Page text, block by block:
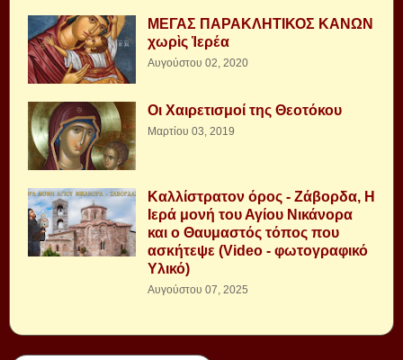
ΜΕΓΑΣ ΠΑΡΑΚΛΗΤΙΚΟΣ ΚΑΝΩΝ
χωρὶς Ἱερέα
Αυγούστου 02, 2020
Οι Χαιρετισμοί της Θεοτόκου
Μαρτίου 03, 2019
Καλλίστρατον όρος - Ζάβορδα, Η
Ιερά μονή του Αγίου Νικάνορα
και ο Θαυμαστός τόπος που
ασκήτεψε (Video - φωτογραφικό
Υλικό)
Αυγούστου 07, 2025